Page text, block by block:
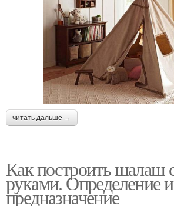
читать дальше →
Как построить шалаш
руками. Определение и
предназначение